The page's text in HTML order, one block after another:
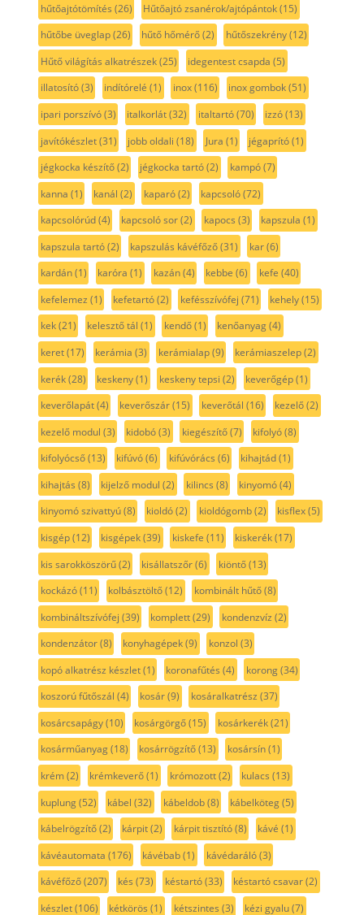
hűtőajtótömítés (26) Hűtőajtó zsanérok/ajtópántok(15)
hűtőbe üveglap(26) hűtő hőmérő(2) hűtőszekrény(12)
Hűtő világítás alkatrészek(25) idegentest csapda (5)
illatosító(3) indítórelé (1) inox(116) inox gombok(51)
ipari porszívó(3) italkorlát(32) italtartó(70) izzó(13)
javítókészlet(31) jobb oldali (18) Jura (1) jégaprító(1)
jégkocka készítő(2) jégkocka tartó(2) kampó(7)
kanna (1) kanál (2) kaparó(2) kapcsoló(72)
kapcsolórúd(4) kapcsoló sor(2) kapocs (3) kapszula (1)
kapszula tartó(2) kapszulás kávéfőző(31) kar(6)
kardán(1) karóra (1) kazán(4) kebbe (6) kefe (40)
kefelemez (1) kefetartó(2) kefésszívófej (71) kehely(15)
kek(21) kelesztő tál (1) kendő(1) kenőanyag(4)
keret(17) kerámia (3) kerámialap(9) kerámiaszelep(2)
kerék(28) keskeny(1) keskeny tepsi (2) keverőgép(1)
keverőlapát(4) keverőszár(15) keverőtál (16) kezelő(2)
kezelő modul (3) kidobó(3) kiegészítő(7) kifolyó(8)
kifolyócső(13) kifúvó(6) kifúvórács (6) kihajtád(1)
kihajtás (8) kijelző modul (2) kilincs (8) kinyomó(4)
kinyomó szivattyú(8) kioldó(2) kioldógomb(2) kisflex(5)
kisgép(12) kisgépek(39) kiskefe (11) kiskerék(17)
kis sarokköszörű(2) kisállatszőr(6) kiöntő(13)
kockázó(11) kolbásztöltő(12) kombinált hűtő(8)
kombináltszívófej (39) komplett(29) kondenzvíz (2)
kondenzátor(8) konyhagépek(9) konzol (3)
kopó alkatrész készlet(1) koronafűtés (4) korong(34)
koszorú fűtőszál (4) kosár(9) kosáralkatrész (37)
kosárcsapágy(10) kosárgörgő(15) kosárkerék(21)
kosárműanyag(18) kosárrögzítő(13) kosársín(1)
krém(2) krémkeverő(1) krómozott(2) kulacs (13)
kuplung(52) kábel (32) kábeldob(8) kábelköteg(5)
kábelrögzítő(2) kárpit(2) kárpit tisztító(8) kávé (1)
kávéautomata (176) kávébab(1) kávédaráló(3)
kávéfőző(207) kés (73) késtartó(33) késtartó csavar(2)
készlet(106) kétkörös (1) kétszintes (3) kézi gyalu(7)